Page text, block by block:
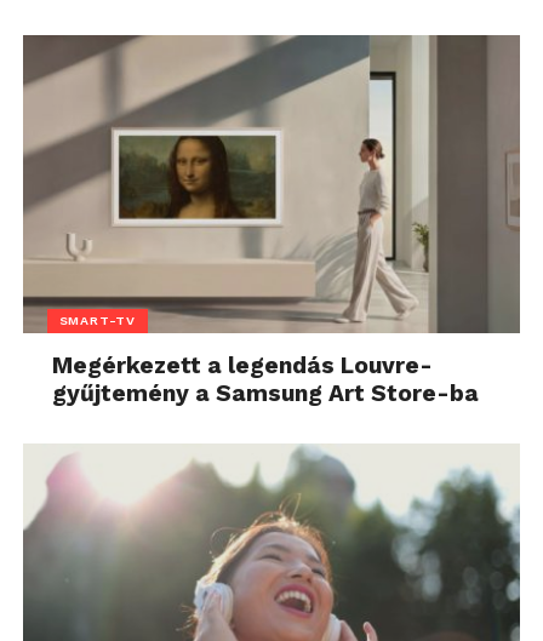
SMART-TV
Megérkezett a legendás Louvre-
gyűjtemény a Samsung Art Store-ba